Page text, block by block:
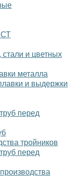
СТ
стали и цветных
металла
и выдержки
перед
тройников
перед